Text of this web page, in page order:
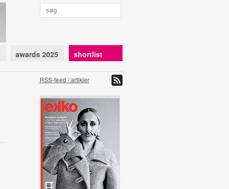
awards 2025 shortlist
RSS-feed / artikler